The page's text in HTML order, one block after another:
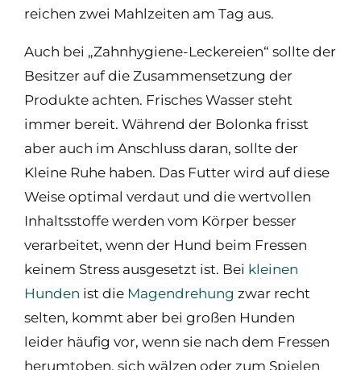
reichen zwei Mahlzeiten am Tag aus.
Auch bei „Zahnhygiene-Leckereien“ sollte der
Besitzer auf die Zusammensetzung der
Produkte achten. Frisches Wasser steht
immer bereit. Während der Bolonka frisst
aber auch im Anschluss daran, sollte der
Kleine Ruhe haben. Das Futter wird auf diese
Weise optimal verdaut und die wertvollen
Inhaltsstoffe werden vom Körper besser
verarbeitet, wenn der Hund beim Fressen
keinem Stress ausgesetzt ist. Bei kleinen
Hunden ist die Magendrehung zwar recht
selten, kommt aber bei großen Hunden
leider häufig vor, wenn sie nach dem Fressen
herumtoben, sich wälzen oder zum Spielen